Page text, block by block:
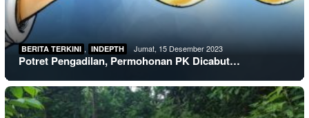
BERITA TERKINI , INDEPTH Jumat, 15 Desember 2023
Potret Pengadilan, Permohonan PK Dicabut…